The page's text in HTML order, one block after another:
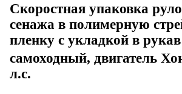
Скоростная упаковка
сенажа в полимерную
пленку с укладкой в рукав
самоходный, двигатель
л.с.